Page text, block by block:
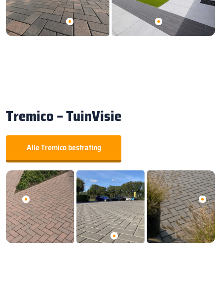
Tremico – TuinVisie
Alle Tremico bestrating